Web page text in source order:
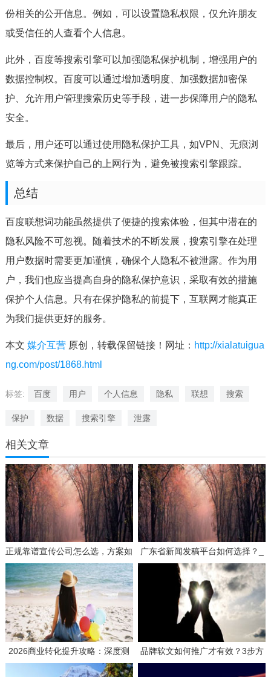
份相关的公开信息。例如，可以设置隐私权限，仅允许朋友
或受信任的人查看个人信息。
此外，百度等搜索引擎可以加强隐私保护机制，增强用户的
数据控制权。百度可以通过增加透明度、加强数据加密保
护、允许用户管理搜索历史等手段，进一步保障用户的隐私
安全。
最后，用户还可以通过使用隐私保护工具，如VPN、无痕浏
览等方式来保护自己的上网行为，避免被搜索引擎跟踪。
总结
百度联想词功能虽然提供了便捷的搜索体验，但其中潜在的
隐私风险不可忽视。随着技术的不断发展，搜索引擎在处理
用户数据时需要更加谨慎，确保个人隐私不被泄露。作为用
户，我们也应当提高自身的隐私保护意识，采取有效的措施
保护个人信息。只有在保护隐私的前提下，互联网才能真正
为我们提供更好的服务。
本文 媒介互营原创，转载保留链接！网址： http://xialatuigua
ng.com/post/1868.html
标签: 百度 用户 个人信息 隐私 联想 搜索
保护 数据 搜索引擎 泄露
相关文章
正规靠谱宣传公司怎么选，方案如
何策划才有效？
广东省新闻发稿平台如何选择？_
3个要点帮你找到靠谱服务商
2026商业转化提升攻略：深度测
评如何选择高效媒体发稿供应商
品牌软文如何推广才有效？3步方
案与实战思路分享